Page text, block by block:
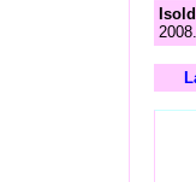
2008.